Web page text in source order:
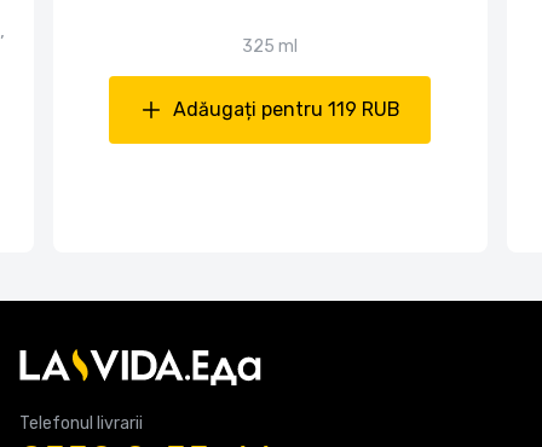
325 ml
Adăugați pentru 119 RUB
Telefonul livrarii